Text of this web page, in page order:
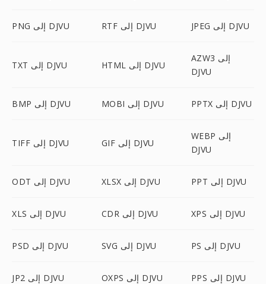
PNG إلى DJVU RTF إلى DJVU JPEG إلى DJVU
TXT إلى DJVU HTML إلى DJVU
AZW3 إلى
DJVU
BMP إلى DJVU MOBI إلى DJVU PPTX إلى DJVU
TIFF إلى DJVU GIF إلى DJVU
WEBP إلى
DJVU
ODT إلى DJVU XLSX إلى DJVU PPT إلى DJVU
XLS إلى DJVU CDR إلى DJVU XPS إلى DJVU
PSD إلى DJVU SVG إلى DJVU PS إلى DJVU
JP2 إلى DJVU OXPS إلى DJVU PPS إلى DJVU